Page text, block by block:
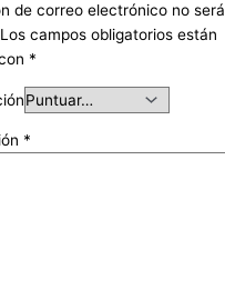
de correo electrónico no será
Los campos obligatorios están
*
*